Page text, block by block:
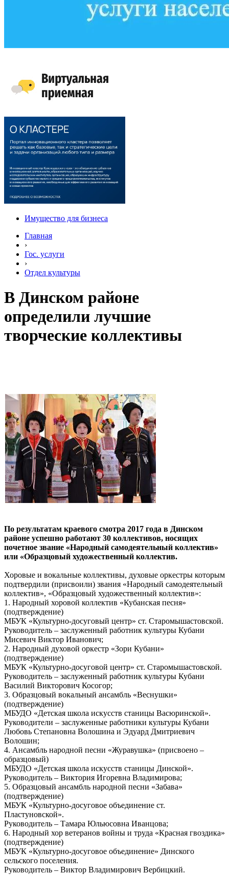
Имущество для бизнеса
Главная
›
Гос. услуги
›
Отдел культуры
В Динском районе
определили лучшие
творческие коллективы
По результатам краевого смотра 2017 года в Динском
районе успешно работают 30 коллективов, носящих
почетное звание «Народный самодеятельный коллектив»
или «Образцовый художественный коллектив.
Хоровые и вокальные коллективы, духовые оркестры которым
подтвердили (присвоили) звания «Народный самодеятельный
коллектив», «Образцовый художественный коллектив»:
1. Народный хоровой коллектив «Кубанская песня»
(подтверждение)
МБУК «Культурно-досуговый центр» ст. Старомышастовской.
Руководитель – заслуженный работник культуры Кубани
Мисевич Виктор Иванович;
2. Народный духовой оркестр «Зори Кубани»
(подтверждение)
МБУК «Культурно-досуговой центр» ст. Старомышастовской.
Руководитель – заслуженный работник культуры Кубани
Василий Викторович Косогор;
3. Образцовый вокальный ансамбль «Веснушки»
(подтверждение)
МБУДО «Детская школа искусств станицы Васюринской».
Руководители – заслуженные работники культуры Кубани
Любовь Степановна Волошина и Эдуард Дмитриевич
Волошин;
4. Ансамбль народной песни «Журавушка» (присвоено –
образцовый)
МБУДО «Детская школа искусств станицы Динской».
Руководитель – Виктория Игоревна Владимирова;
5. Образцовый ансамбль народной песни «Забава»
(подтверждение)
МБУК «Культурно-досуговое объединение ст.
Пластуновской».
Руководитель – Тамара Юльюсовна Иванцова;
6. Народный хор ветеранов войны и труда «Красная гвоздика»
(подтверждение)
МБУК «Культурно-досуговое объединение» Динского
сельского поселения.
Руководитель – Виктор Владимирович Вербицкий.